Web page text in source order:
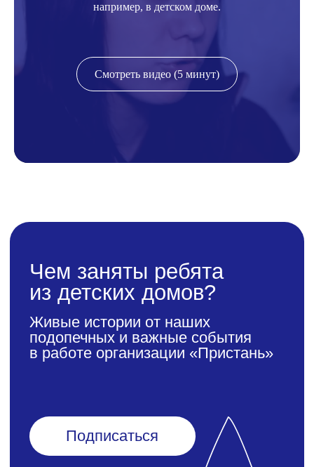
например, в детском доме.
Смотреть видео (5 минут)